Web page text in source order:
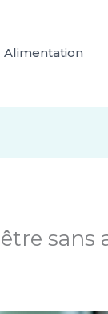
Alimentation
sans